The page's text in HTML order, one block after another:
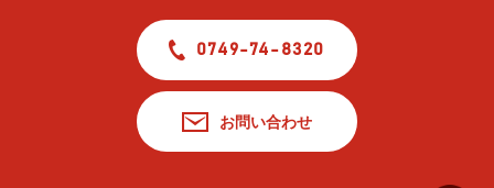
0749-74-8320
お問い合わせ